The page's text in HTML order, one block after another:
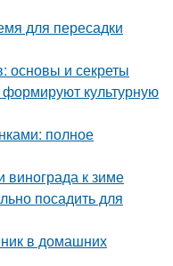
для пересадки
основы и секреты
культурную
полное
к зиме
посадить для
в домашних